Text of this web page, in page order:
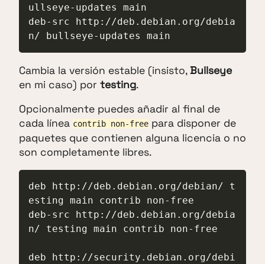
ullseye-updates main
deb-src http://deb.debian.org/debia
n/ bullseye-updates main
Cambia la versión estable (insisto,Bullseye
en mi caso) por testing.
Opcionalmente puedes añadir al final de
cada línea contrib non-free para disponer de
paquetes que contienen alguna licencia o no
son completamente libres.
deb http://deb.debian.org/debian/ t
esting main contrib non-free
deb-src http://deb.debian.org/debia
n/ testing main contrib non-free
deb http://security.debian.org/debi